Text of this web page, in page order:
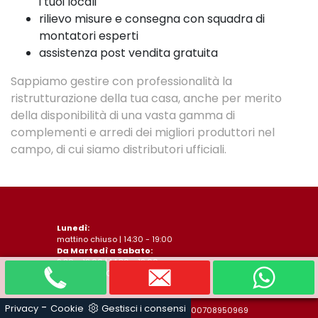
rilievo misure e consegna con squadra di
montatori esperti
assistenza post vendita gratuita
Sappiamo gestire con professionalità la
ristrutturazione della tua casa, anche per merito
della disponibilità di una vasta gamma di
complementi e arredi dei migliori produttori nel
campo, di cui siamo distributori ufficiali.
Lunedì:
mattino chiuso | 14:30 - 19:00
Da Martedì a Sabato:
9:30 - 12:00 | 14:30 - 19:00
Chiuso
Arredamenti Sala S.a.s. - P.IVA 00708950969
Privacy - Cookie Gestisci i consensi